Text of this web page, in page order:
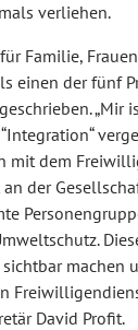
verliehen.
Familie,
einen der fünf
„Mir
mit dem
der
sichtbar machen
David Profit.